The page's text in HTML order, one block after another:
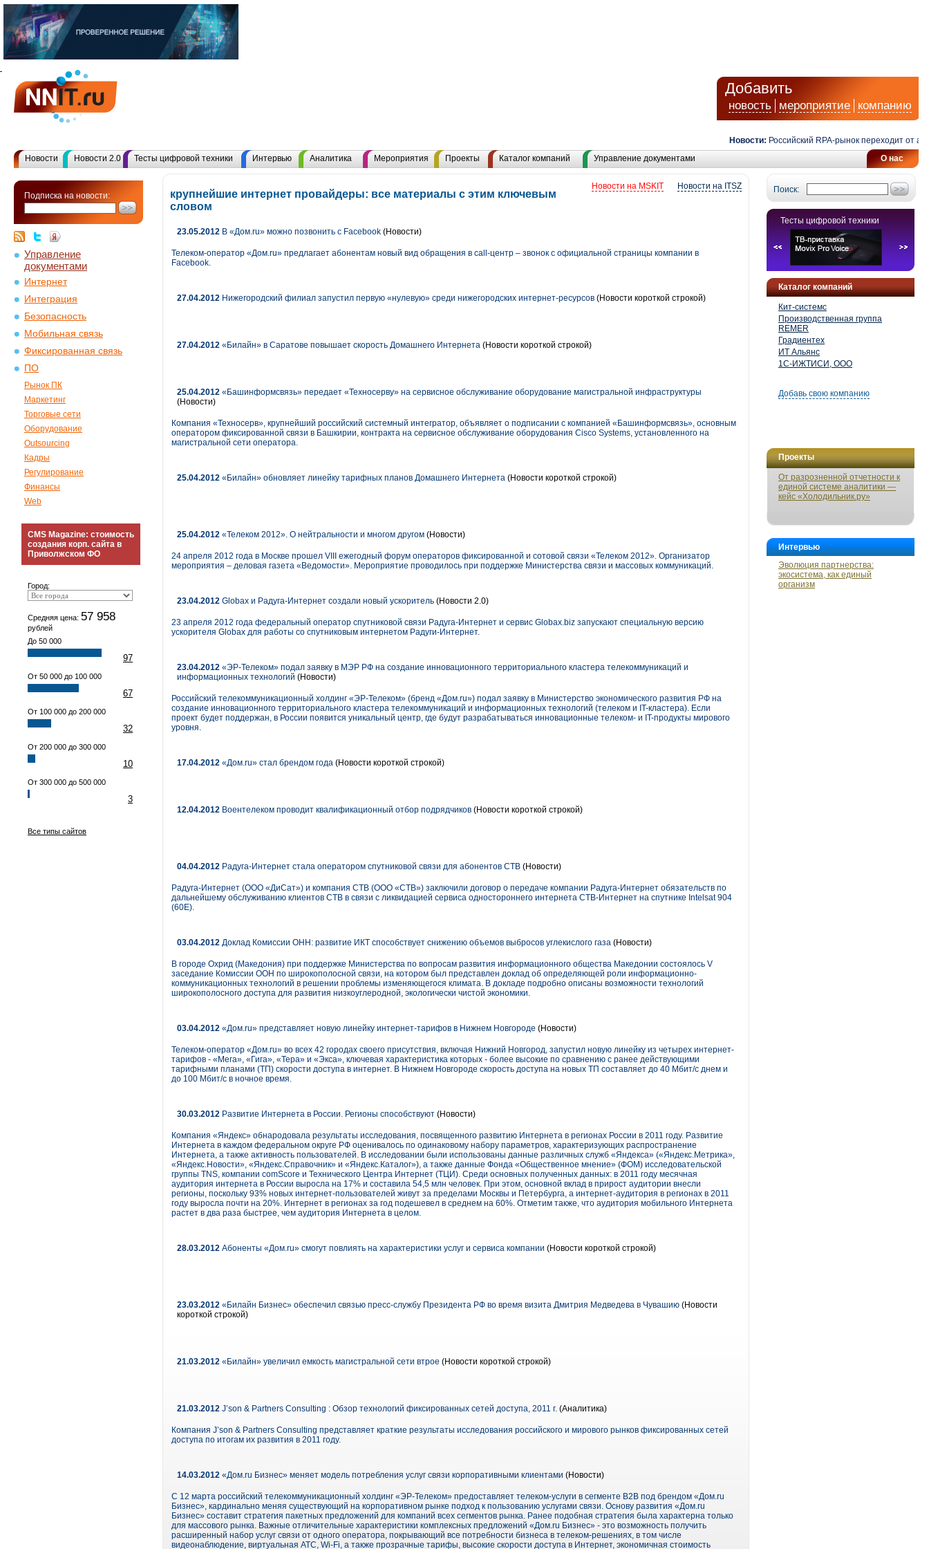
Добавить
новость мероприятие компанию
Новости: Российский RPA-рынок переходит от
О нас
Новости Новости 2.0 Тесты цифровой техники Интервью Аналитика Мероприятия Проекты Каталог компаний Управление документами
Подписка на новости:
Управление
документами
Интернет
Интеграция
Безопасность
Мобильная связь
Фиксированная связь
ПО
Рынок ПК
Маркетинг
Торговые сети
Оборудование
Outsourcing
Кадры
Регулирование
Финансы
Web
CMS Magazine: стоимость
создания корп. сайта в
Приволжском ФО
Город:
Средняя цена: 57 958
рублей
До 50 000
97
От 50 000 до 100 000
67
От 100 000 до 200 000
32
От 200 000 до 300 000
10
От 300 000 до 500 000
3
Все типы сайтов
Поиск:
Тесты цифровой техники
Каталог компаний
Кит-системс
Производственная группа
REMER
Градиентех
ИТ Альянс
1С-ИЖТИСИ, ООО
Добавь свою компанию
Проекты
От разрозненной отчетности к
единой системе аналитики —
кейс «Холодильник.ру»
Интервью
Эволюция партнерства:
экосистема, как единый
организм
Новости на ITSZ
Новости на MSKIT
крупнейшие интернет провайдеры: все материалы с этим ключевым
словом
23.05.2012 В «Дом.ru» можно позвонить с Facebook (Новости)
Телеком-оператор «Дом.ru» предлагает абонентам новый вид обращения в call-центр – звонок с официальной страницы компании в
Facebook.
27.04.2012 Нижегородский филиал запустил первую «нулевую» среди нижегородских интернет-ресурсов (Новости короткой строкой)
27.04.2012 «Билайн» в Саратове повышает скорость Домашнего Интернета (Новости короткой строкой)
25.04.2012 «Башинформсвязь» передает «Техносерву» на сервисное обслуживание оборудование магистральной инфраструктуры
(Новости)
Компания «Техносерв», крупнейший российский системный интегратор, объявляет о подписании с компанией «Башинформсвязь», основным
оператором фиксированной связи в Башкирии, контракта на сервисное обслуживание оборудования Cisco Systems, установленного на
магистральной сети оператора.
25.04.2012 «Билайн» обновляет линейку тарифных планов Домашнего Интернета (Новости короткой строкой)
25.04.2012 «Телеком 2012». О нейтральности и многом другом (Новости)
24 апреля 2012 года в Москве прошел VIII ежегодный форум операторов фиксированной и сотовой связи «Телеком 2012». Организатор
мероприятия – деловая газета «Ведомости». Мероприятие проводилось при поддержке Министерства связи и массовых коммуникаций.
23.04.2012 Globax и Радуга-Интернет создали новый ускоритель (Новости 2.0)
23 апреля 2012 года федеральный оператор спутниковой связи Радуга-Интернет и сервис Globax.biz запускают специальную версию
ускорителя Globax для работы со спутниковым интернетом Радуги-Интернет.
23.04.2012 «ЭР-Телеком» подал заявку в МЭР РФ на создание инновационного территориального кластера телекоммуникаций и
информационных технологий (Новости)
Российский телекоммуникационный холдинг «ЭР-Телеком» (бренд «Дом.ru») подал заявку в Министерство экономического развития РФ на
создание инновационного территориального кластера телекоммуникаций и информационных технологий (телеком и IT-кластера). Если
проект будет поддержан, в России появится уникальный центр, где будут разрабатываться инновационные телеком- и IT-продукты мирового
уровня.
17.04.2012 «Дом.ru» стал брендом года (Новости короткой строкой)
12.04.2012 Воентелеком проводит квалификационный отбор подрядчиков (Новости короткой строкой)
04.04.2012 Радуга-Интернет стала оператором спутниковой связи для абонентов СТВ (Новости)
Радуга-Интернет (ООО «ДиСат») и компания СТВ (ООО «СТВ») заключили договор о передаче компании Радуга-Интернет обязательств по
дальнейшему обслуживанию клиентов СТВ в связи с ликвидацией сервиса одностороннего интернета СТВ-Интернет на спутнике Intelsat 904
(60E).
03.04.2012 Доклад Комиссии ОНН: развитие ИКТ способствует снижению объемов выбросов углекислого газа (Новости)
В городе Охрид (Македония) при поддержке Министерства по вопросам развития информационного общества Македонии состоялось V
заседание Комиссии ООН по широкополосной связи, на котором был представлен доклад об определяющей роли информационно-
коммуникационных технологий в решении проблемы изменяющегося климата. В докладе подробно описаны возможности технологий
широкополосного доступа для развития низкоуглеродной, экологически чистой экономики.
03.04.2012 «Дом.ru» представляет новую линейку интернет-тарифов в Нижнем Новгороде (Новости)
Телеком-оператор «Дом.ru» во всех 42 городах своего присутствия, включая Нижний Новгород, запустил новую линейку из четырех интернет-
тарифов - «Мега», «Гига», «Тера» и «Экса», ключевая характеристика которых - более высокие по сравнению с ранее действующими
тарифными планами (ТП) скорости доступа в интернет. В Нижнем Новгороде скорость доступа на новых ТП составляет до 40 Мбит/c днем и
до 100 Мбит/c в ночное время.
30.03.2012 Развитие Интернета в России. Регионы способствуют (Новости)
Компания «Яндекс» обнародовала результаты исследования, посвященного развитию Интернета в регионах России в 2011 году. Развитие
Интернета в каждом федеральном округе РФ оценивалось по одинаковому набору параметров, характеризующих распространение
Интернета, а также активность пользователей. В исследовании были использованы данные различных служб «Яндекса» («Яндекс.Метрика»,
«Яндекс.Новости», «Яндекс.Справочник» и «Яндекс.Каталог»), а также данные Фонда «Общественное мнение» (ФОМ) исследовательской
группы TNS, компании comScore и Технического Центра Интернет (ТЦИ). Среди основных полученных данных: в 2011 году месячная
аудитория интернета в России выросла на 17% и составила 54,5 млн человек. При этом, основной вклад в прирост аудитории внесли
регионы, поскольку 93% новых интернет-пользователей живут за пределами Москвы и Петербурга, а интернет-аудитория в регионах в 2011
году выросла почти на 20%. Интернет в регионах за год подешевел в среднем на 60%. Отметим также, что аудитория мобильного Интернета
растет в два раза быстрее, чем аудитория Интернета в целом.
28.03.2012 Абоненты «Дом.ru» смогут повлиять на характеристики услуг и сервиса компании (Новости короткой строкой)
23.03.2012 «Билайн Бизнес» обеспечил связью пресс-службу Президента РФ во время визита Дмитрия Медведева в Чувашию (Новости
короткой строкой)
21.03.2012 «Билайн» увеличил емкость магистральной сети втрое (Новости короткой строкой)
21.03.2012 J’son & Partners Consulting : Обзор технологий фиксированных сетей доступа, 2011 г. (Аналитика)
Компания J’son & Partners Consulting представляет краткие результаты исследования российского и мирового рынков фиксированных сетей
доступа по итогам их развития в 2011 году.
14.03.2012 «Дом.ru Бизнес» меняет модель потребления услуг связи корпоративными клиентами (Новости)
С 12 марта российский телекоммуникационный холдинг «ЭР-Телеком» предоставляет телеком-услуги в сегменте B2B под брендом «Дом.ru
Бизнес», кардинально меняя существующий на корпоративном рынке подход к пользованию услугами связи. Основу развития «Дом.ru
Бизнес» составит стратегия пакетных предложений для компаний всех сегментов рынка. Ранее подобная стратегия была характерна только
для массового рынка. Важные отличительные характеристики комплексных предложений «Дом.ru Бизнес» - это возможность получить
расширенный набор услуг связи от одного оператора, покрывающий все потребности бизнеса в телеком-решениях, в том числе
видеонаблюдение, виртуальная АТС, Wi-Fi, а также прозрачные тарифы, высокие скорости доступа в Интернет, экономичная стоимость